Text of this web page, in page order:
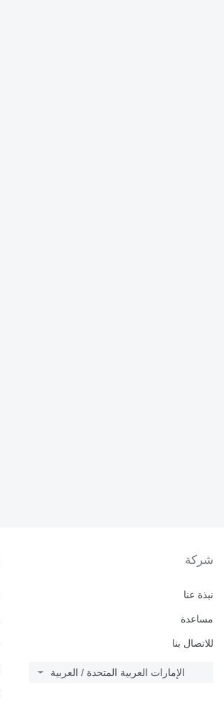
شركة
نبذة عنا
مساعدة
للاتصال بنا
الإمارات العربية المتحدة / العربية